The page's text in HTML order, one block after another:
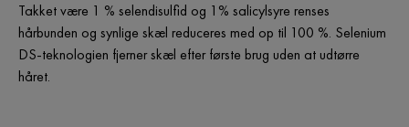
Takket være 1 % selendisulfid og 1% salicylsyre renses
hårbunden og synlige skæl reduceres med op til 100 %. Selenium
DS-teknologien fjerner skæl efter første brug uden at udtørre
håret.